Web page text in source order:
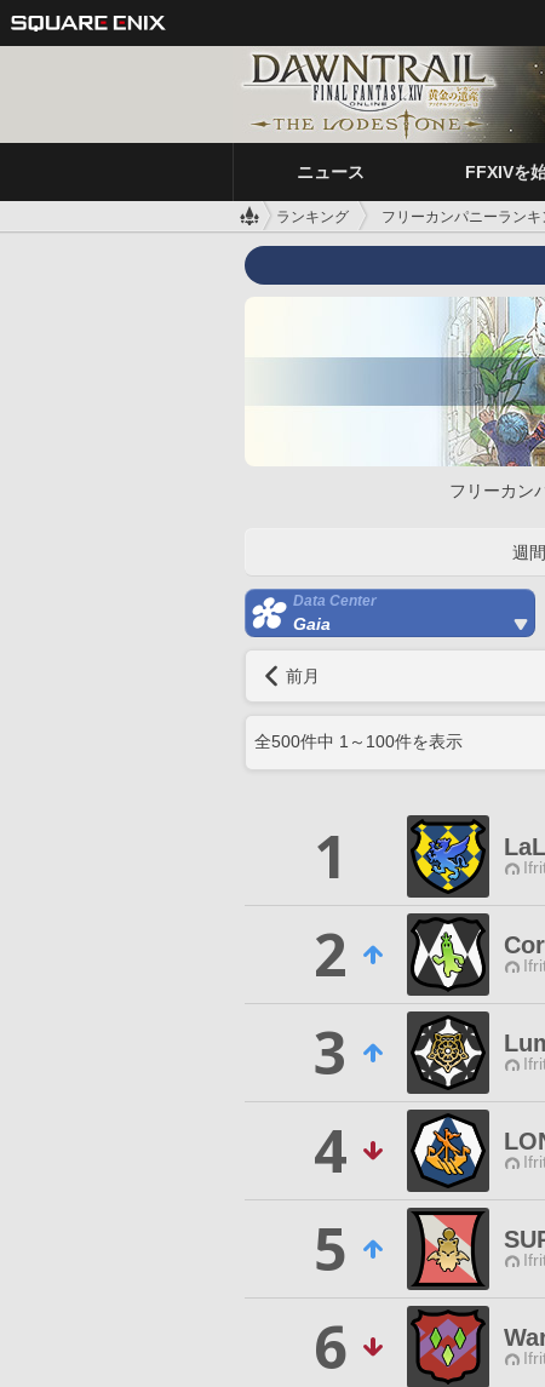
ニュース FFXIVを
ランキング フリーカンパニーランキ
フリーカン
週間
Data Center
Gaia
前月
全500件中 1 ～ 100件を表示
1
2
3
4
5
6